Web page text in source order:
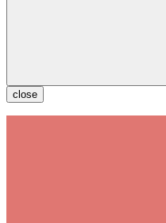
close